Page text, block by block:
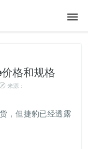
切
格和规格
来源：
，但捷豹已经透露